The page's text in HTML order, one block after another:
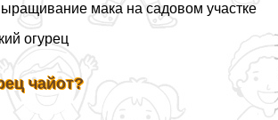
мака на садовом участке
огурец
чайот?